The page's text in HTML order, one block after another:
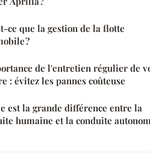
ce que la gestion de la flotte
?
de l'entretien régulier de
: évitez les pannes coûteuse
grande différence entre la
humaine et la conduite